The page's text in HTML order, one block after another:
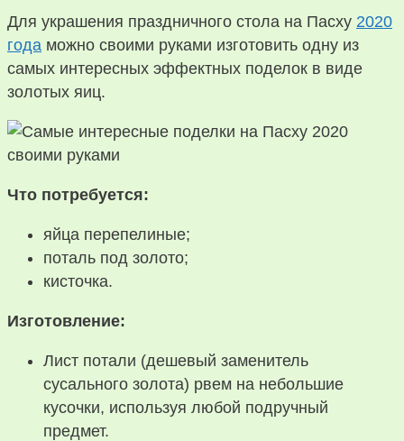
Для украшения праздничного стола на Пасху 2020
года можно своими руками изготовить одну из
самых интересных эффектных поделок в виде
золотых яиц.
Что потребуется:
яйца перепелиные;
поталь под золото;
кисточка.
Изготовление:
Лист потали (дешевый заменитель
сусального золота) рвем на небольшие
кусочки, используя любой подручный
предмет.